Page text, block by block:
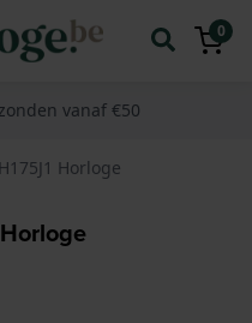
0
vanaf €50
Horloge